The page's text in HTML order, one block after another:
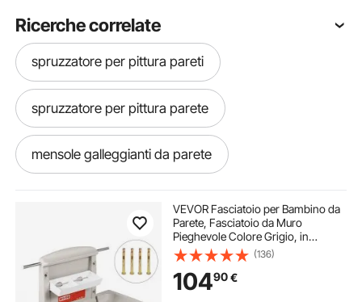
Ricerche correlate
spruzzatore per pittura pareti
spruzzatore per pittura parete
mensole galleggianti da parete
ventilatori parete ventilatore parete
ventilatore a parete ventilatori da parete
VEVOR Fasciatoio per Bambino da
Parete, Fasciatoio da Muro
Pieghevole Colore Grigio, in
Materiale HDPE Richiudibile,
Capacità di Carico 33LBS, per
Ricambio Pannolini di Neonati in
Luoghi Pubblici
(136)
10490€